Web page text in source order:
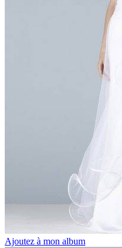
Ajoutez à mon album